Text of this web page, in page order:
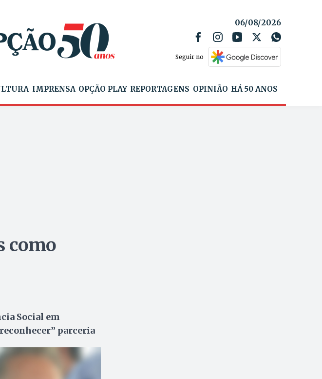
06/08/2026
Seguir no
IMPRENSA OPÇÃO PLAY REPORTAGENS OPINIÃO HÁ 50 ANOS
como
Social em
parceria